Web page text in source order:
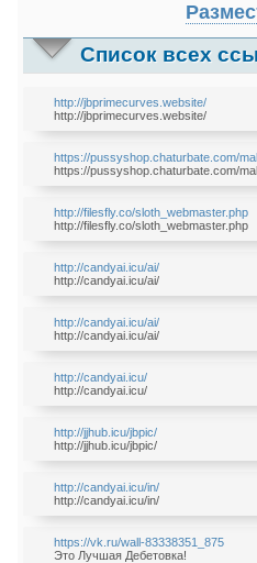
Список всех
http://jbprimecurves.website/
http://jbprimecurves.website/
https://pussyshop.chaturbate.com/
https://pussyshop.chaturbate.com/
http://filesfly.co/sloth_webmaster.php
http://filesfly.co/sloth_webmaster.php
http://candyai.icu/ai/
http://candyai.icu/ai/
http://candyai.icu/ai/
http://candyai.icu/ai/
http://candyai.icu/
http://candyai.icu/
http://jjhub.icu/jbpic/
http://jjhub.icu/jbpic/
http://candyai.icu/in/
http://candyai.icu/in/
https://vk.ru/wall-83338351_875
Это Лучшая Дебетовка!